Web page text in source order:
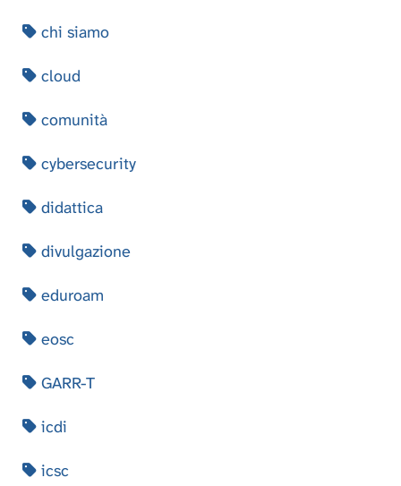
chi siamo
cloud
comunità
cybersecurity
didattica
divulgazione
eduroam
eosc
GARR-T
icdi
icsc